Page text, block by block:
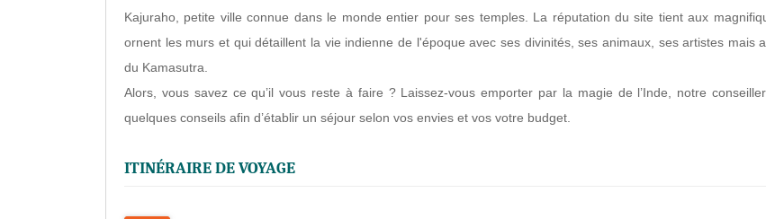
Kajuraho, petite ville connue dans le monde entier pour ses temples. La réputation du site tient aux
ornent les murs et qui détaillent la vie indienne de l'époque avec ses divinités, ses animaux, ses artistes mais
du Kamasutra.
Alors, vous savez ce qu’il vous reste à faire ? Laissez-vous emporter par la magie de l’Inde, notre
quelques conseils afin d’établir un séjour selon vos envies et vos votre budget.
ITINÉRAIRE DE VOYAGE